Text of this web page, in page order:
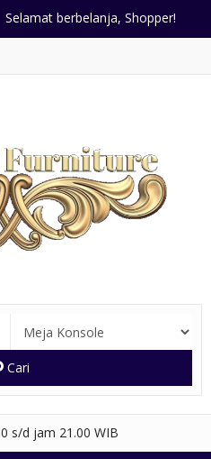
Selamat berbelanja, Shopper!
Cari
s/d jam 21.00 WIB